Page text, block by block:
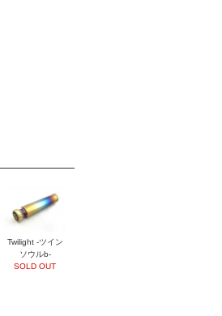
Twilight -ツイン
ソウルb-
SOLD OUT